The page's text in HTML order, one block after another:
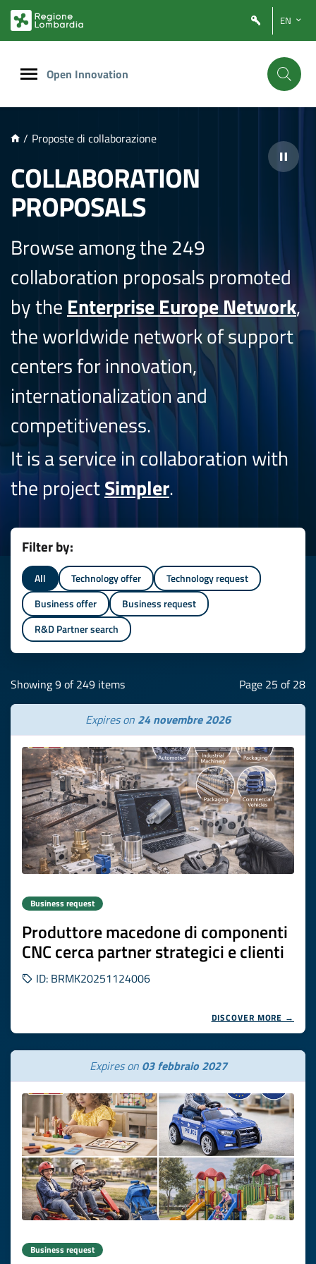
PRINCIPALE
EN
Open Innovation
/ Proposte di collaborazione
COLLABORATION
PROPOSALS
Browse among the 249
collaboration proposals promoted
by the Enterprise Europe Network,
the worldwide network of support
centers for innovation,
internationalization and
competitiveness.
It is a service in collaboration with
the projectSimpler.
Filter by:
All Technology offer
Technology request
Business offer
Business request
R&D Partner search
Showing 9 of 249 items Page 25 of 28
Expires on 24 novembre 2026
Business request
Produttore macedone di componenti
CNC cerca partner strategici e clienti
ID: BRMK20251124006
DISCOVER MORE →
Expires on 03 febbraio 2027
Business request